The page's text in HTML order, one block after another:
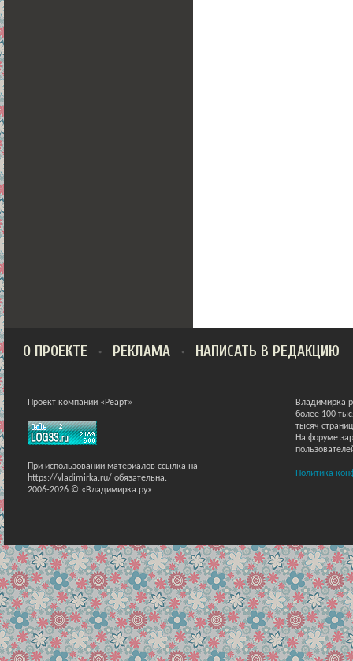
О ПРОЕКТЕ РЕКЛАМА НАПИСАТЬ В РЕДАКЦИЮ
Проект компании «Реарт»
При использовании материалов ссылка на
https://vladimirka.ru/ обязательна.
2006-2026 © «Владимирка.ру»
Владимирка
более 100
тысяч
На форуме
Политика